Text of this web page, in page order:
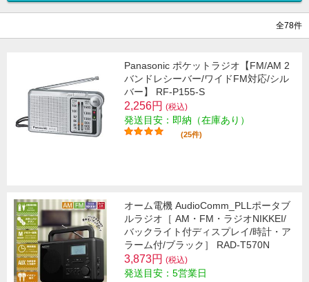
全78件
Panasonic ポケットラジオ【FM/AM 2
バンドレシーバー/ワイドFM対応/シル
バー】 RF-P155-S
2,256円 (税込)
発送目安：即納（在庫あり）
(25件)
オーム電機 AudioComm_PLLポータブ
ルラジオ［ AM・FM・ラジオNIKKEI/
バックライト付ディスプレイ/時計・ア
ラーム付/ブラック］ RAD-T570N
3,873円 (税込)
発送目安：5営業日